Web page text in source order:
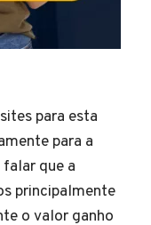
para esta
para a
que a
principalmente
o valor ganho